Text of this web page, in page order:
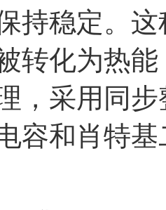
持稳定。
转化为热
，采用同
容和肖特